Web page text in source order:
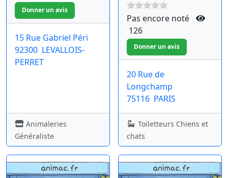
15 Rue Gabriel Péri
92300 LEVALLOIS-
PERRET
Animaleries
Généraliste
Pas encore noté
126
20 Rue de
Longchamp
75116 PARIS
Toiletteurs Chiens et
chats